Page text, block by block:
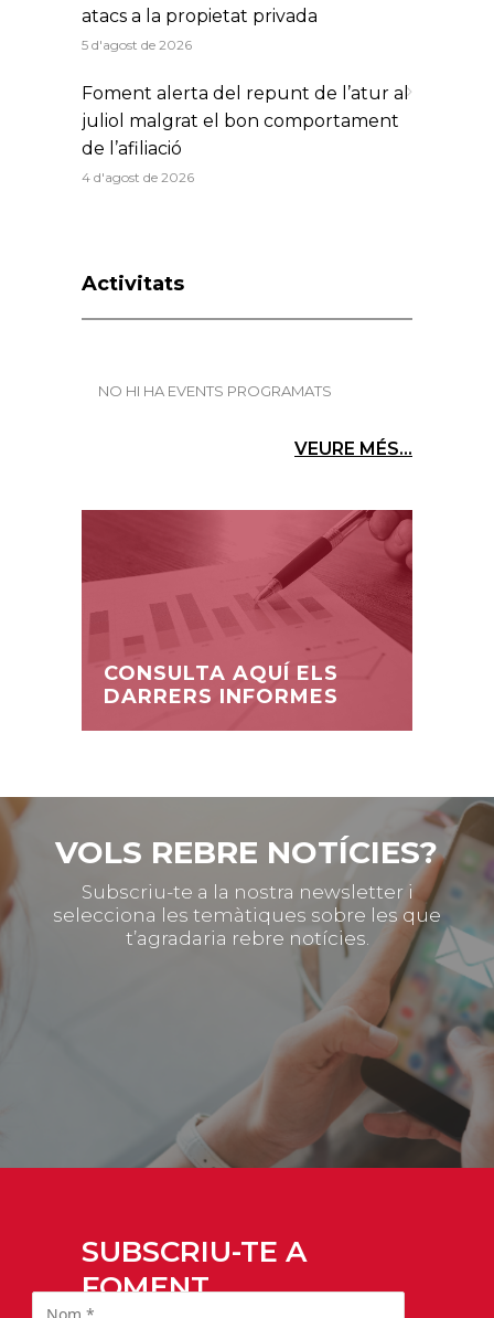
atacs a la propietat privada
5 d'agost de 2026
Foment alerta del repunt de l’atur al
juliol malgrat el bon comportament
de l’afiliació
4 d'agost de 2026
Activitats
NO HI HA EVENTS PROGRAMATS
VEURE MÉS...
CONSULTA AQUÍ ELS
DARRERS INFORMES
VOLS REBRE NOTÍCIES?
Subscriu-te a la nostra newsletter i
selecciona les temàtiques sobre les que
t’agradaria rebre notícies.
SUBSCRIU-TE A
FOMENT